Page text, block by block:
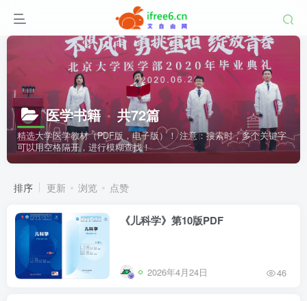
医学书籍 共72篇
精选大学医学教材（PDF版，电子版）！ 注意：搜索时，多个关键字
可以用空格隔开，进行模糊查找！
排序 更新 浏览 点赞
《儿科学》第10版PDF
2026年4月24日 46